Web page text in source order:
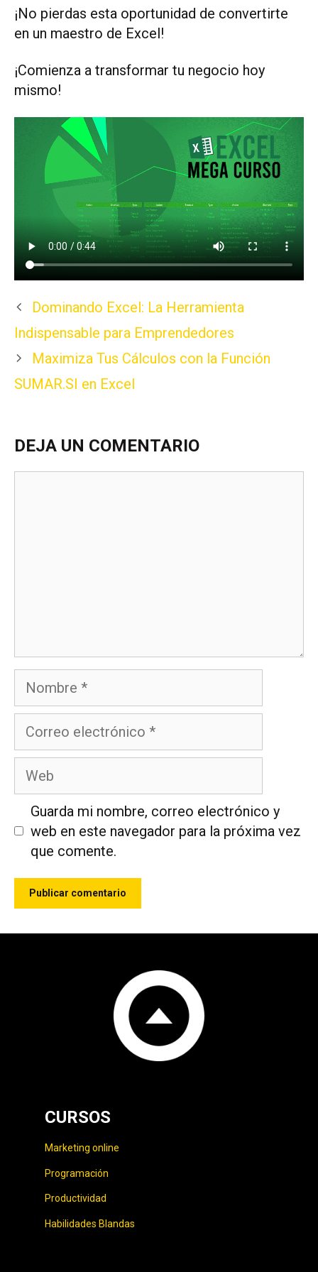
¡No pierdas esta oportunidad de convertirte
en un maestro de Excel!
¡Comienza a transformar tu negocio hoy
mismo!
Dominando Excel: La Herramienta
Indispensable para Emprendedores
Maximiza Tus Cálculos con la Función
SUMAR.SI en Excel
DEJA UN COMENTARIO
Nombre
Correo
electrónico
Web
Guarda mi nombre, correo electrónico y
web en este navegador para la próxima vez
que comente.
CURSOS
Marketing online
Programación
Productividad
Habilidades Blandas